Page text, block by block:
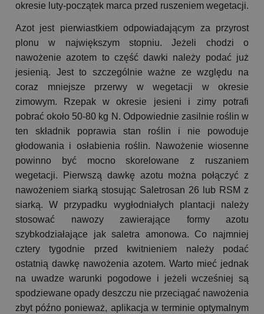
okresie luty-początek marca przed ruszeniem wegetacji.
Azot jest pierwiastkiem odpowiadającym za przyrost
plonu w największym stopniu. Jeżeli chodzi o
nawożenie azotem to część dawki należy podać już
jesienią. Jest to szczególnie ważne ze względu na
coraz mniejsze przerwy w wegetacji w okresie
zimowym. Rzepak w okresie jesieni i zimy potrafi
pobrać około 50-80 kg N. Odpowiednie zasilnie roślin w
ten składnik poprawia stan roślin i nie powoduje
głodowania i osłabienia roślin. Nawożenie wiosenne
powinno być mocno skorelowane z ruszaniem
wegetacji. Pierwszą dawkę azotu można połączyć z
nawożeniem siarką stosując Saletrosan 26 lub RSM z
siarką. W przypadku wygłodniałych plantacji należy
stosować nawozy zawierające formy azotu
szybkodziałające jak saletra amonowa. Co najmniej
cztery tygodnie przed kwitnieniem należy podać
ostatnią dawkę nawożenia azotem. Warto mieć jednak
na uwadze warunki pogodowe i jeżeli wcześniej są
spodziewane opady deszczu nie przeciągać nawożenia
zbyt późno ponieważ, aplikacja w terminie optymalnym